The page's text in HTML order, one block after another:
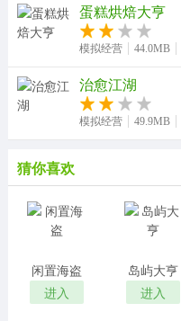
蛋糕烘焙大亨
模拟经营 44.0MB
治愈江湖
模拟经营 49.9MB
猜你喜欢
闲置海盗
进入
岛屿大亨
进入